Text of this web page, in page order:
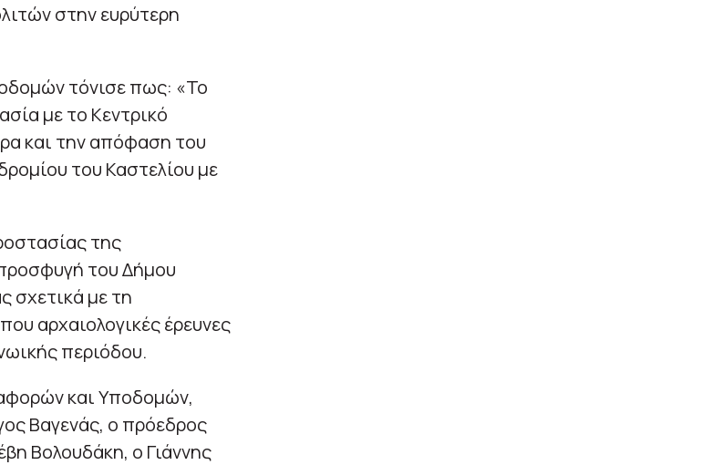
στην ευρύτερη
τόνισε πως: «Το
με το Κεντρικό
και την απόφαση του
του Καστελίου με
της
του Δήμου
σχετικά με τη
αρχαιολογικές έρευνες
περιόδου.
και Υποδομών,
Βαγενάς, ο πρόεδρος
Βολουδάκη, ο Γιάννης